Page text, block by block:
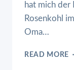
hat mich der
Rosenkohl
Oma…
READ MORE